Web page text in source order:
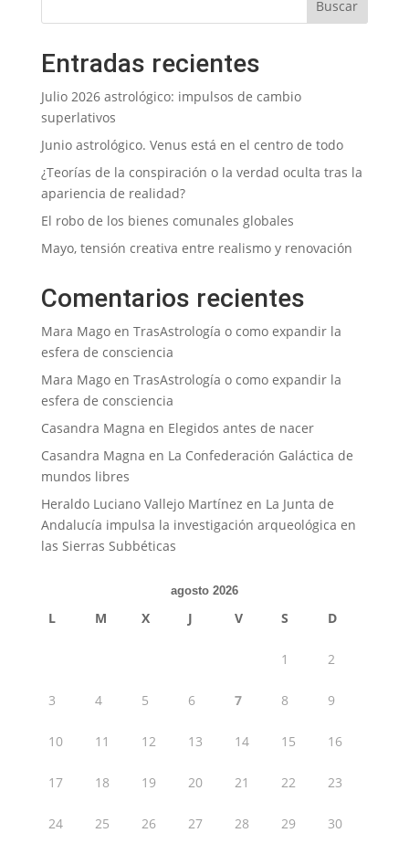
Entradas recientes
Julio 2026 astrológico: impulsos de cambio
superlativos
Junio astrológico. Venus está en el centro de todo
¿Teorías de la conspiración o la verdad oculta tras la
apariencia de realidad?
El robo de los bienes comunales globales
Mayo, tensión creativa entre realismo y renovación
Comentarios recientes
Mara Magoen TrasAstrología o como expandir la
esfera de consciencia
Mara Magoen TrasAstrología o como expandir la
esfera de consciencia
Casandra Magna en Elegidos antes de nacer
Casandra Magna en La Confederación Galáctica de
mundos libres
Heraldo Luciano Vallejo Martínez en La Junta de
Andalucía impulsa la investigación arqueológica en
las Sierras Subbéticas
agosto 2026
L M X J V S D
1 2
3 4 5 6 7 8 9
10 11 12 13 14 15 16
17 18 19 20 21 22 23
24 25 26 27 28 29 30